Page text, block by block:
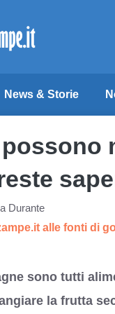
News & Storie
Durante
alle fonti di
sono tutti
la frutta